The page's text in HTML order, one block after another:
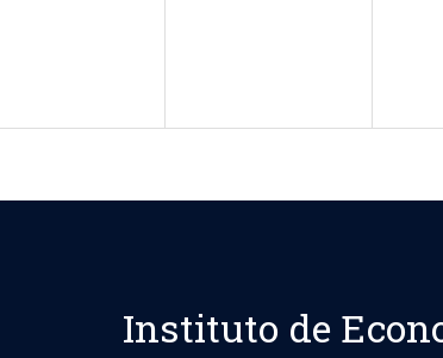
Instituto de